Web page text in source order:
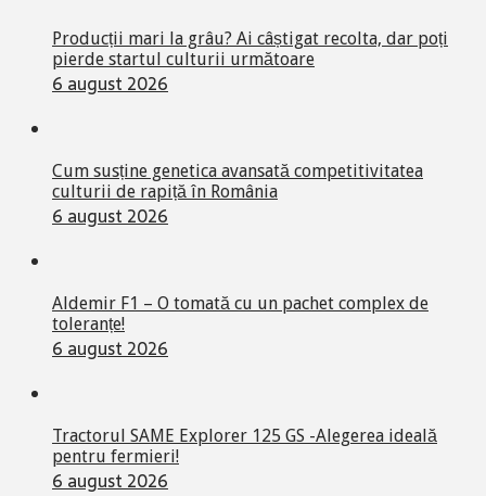
Producții mari la grâu? Ai câștigat recolta, dar poți
pierde startul culturii următoare
6 august 2026
Cum susține genetica avansată competitivitatea
culturii de rapiță în România
6 august 2026
Aldemir F1 – O tomată cu un pachet complex de
toleranțe!
6 august 2026
Tractorul SAME Explorer 125 GS -Alegerea ideală
pentru fermieri!
6 august 2026